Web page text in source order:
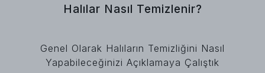
Halılar Nasıl Temizlenir?
Genel Olarak Halıların Temizliğini Nasıl
Yapabileceğinizi Açıklamaya Çalıştık